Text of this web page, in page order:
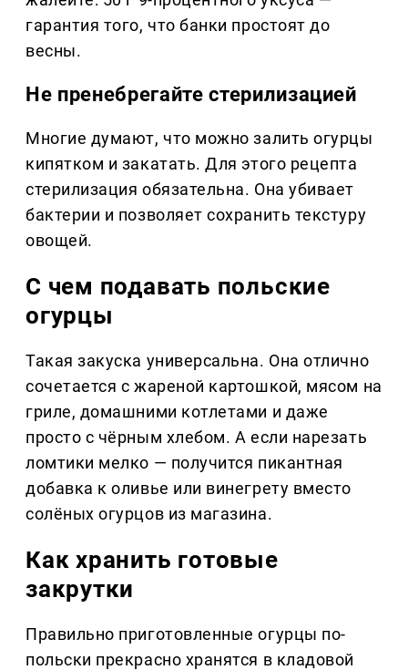
гарантия того, что банки простоят до
весны.
Не пренебрегайте стерилизацией
Многие думают, что можно залить огурцы
кипятком и закатать. Для этого рецепта
стерилизация обязательна. Она убивает
бактерии и позволяет сохранить текстуру
овощей.
С чем подавать польские
огурцы
Такая закуска универсальна. Она отлично
сочетается с жареной картошкой, мясом на
гриле, домашними котлетами и даже
просто с чёрным хлебом. А если нарезать
ломтики мелко — получится пикантная
добавка к оливье или винегрету вместо
солёных огурцов из магазина.
Как хранить готовые
закрутки
Правильно приготовленные огурцы по-
польски прекрасно хранятся в кладовой